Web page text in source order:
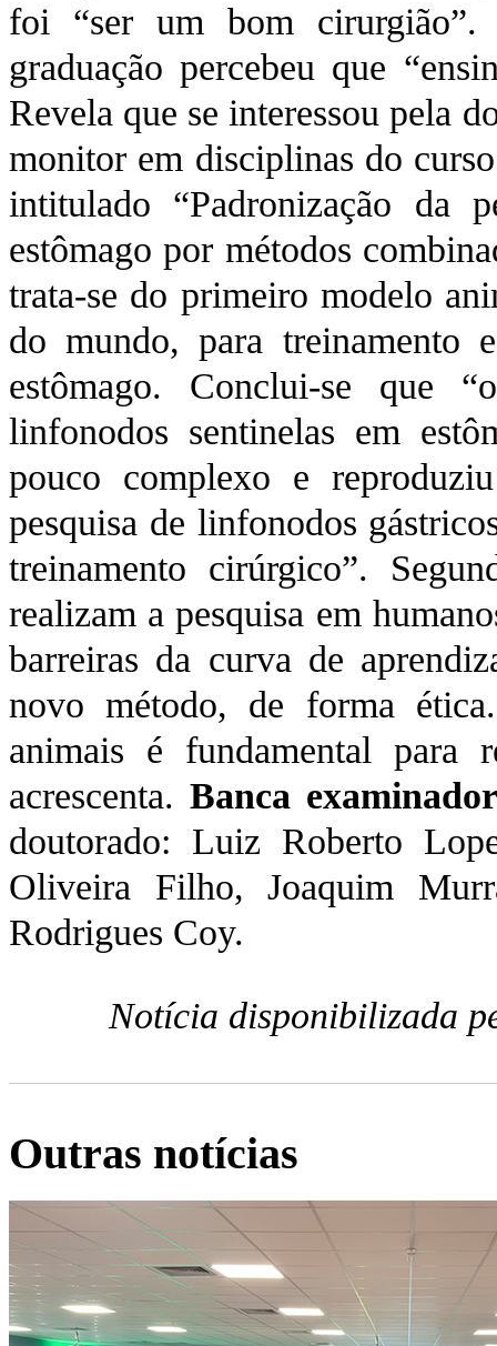
foi “ser um bom
graduação percebeu que
Revela que se interessou pela
monitor em disciplinas do
intitulado “Padronização da
estômago por métodos
trata-se do primeiro modelo
do mundo, para treinamento
estômago. Conclui-se que
linfonodos sentinelas em
pouco complexo e
pesquisa de linfonodos
treinamento cirúrgico”.
realizam a pesquisa em
barreiras da curva de
novo método, de forma
animais é fundamental para
acrescenta. Banca
doutorado: Luiz Roberto
Oliveira Filho, Joaquim
Rodrigues Coy.
Notícia disponibilizada
Outras notícias